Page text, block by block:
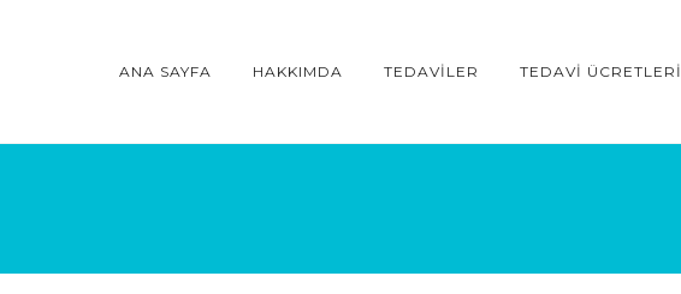
ANA SAYFA HAKKIMDA TEDAVILER TEDAVI ÜCRETLERI